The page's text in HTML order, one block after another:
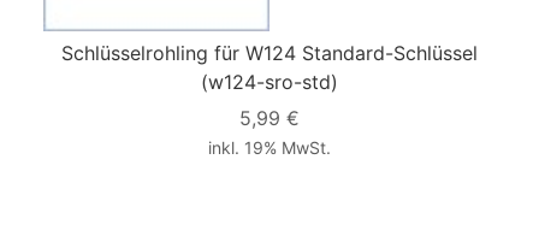
Schlüsselrohling für W124 Standard-Schlüssel
(w124-sro-std)
5,99 €
inkl. 19% MwSt.